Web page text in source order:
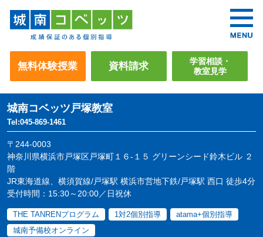
無料体験授業 資料請求
学習相談・
教室見学
城南コベッツ戸塚教室
Tel:045-869-1461
〒244-0003
神奈川県横浜市戸塚区戸塚町１６-１５ グリーンシード鈴木ビル ２
階
JR東海道線、横須賀線/戸塚駅 横浜市営地下鉄/戸塚駅 西口 徒歩4分
受付時間：15:30～20:00／日祝休
THE TANRENプログラム 1対2個別指導
atama+個別指導
城南予備校オンライン